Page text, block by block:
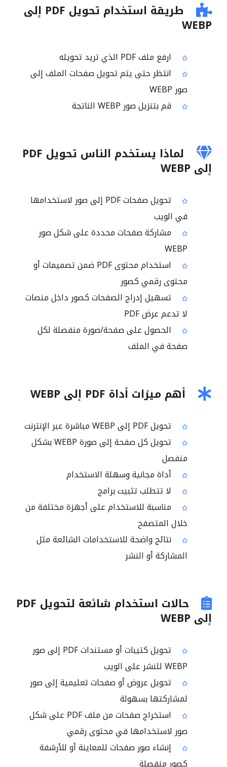
طريقة استخدام تحويل PDF إلى
WEBP
ارفع ملف PDF الذي تريد تحويله
انتظر حتى يتم تحويل صفحات الملف إلى
صور WEBP
قم بتنزيل صور WEBP الناتجة
لماذا يستخدم الناس تحويل PDF
إلى WEBP
تحويل صفحات PDF إلى صور لاستخدامها
في الويب
مشاركة صفحات محددة على شكل صور
WEBP
استخدام محتوى PDF ضمن تصميمات أو
محتوى رقمي كصور
تسهيل إدراج الصفحات كصور داخل منصات
لا تدعم عرض PDF
الحصول على صفحة/صورة منفصلة لكل
صفحة في الملف
أهم ميزات أداة PDF إلى WEBP
تحويل PDF إلى WEBP مباشرة عبر الإنترنت
تحويل كل صفحة إلى صورة WEBP بشكل
منفصل
أداة مجانية وسهلة الاستخدام
لا تتطلب تثبيت برامج
مناسبة للاستخدام على أجهزة مختلفة من
خلال المتصفح
نتائج واضحة للاستخدامات الشائعة مثل
المشاركة أو النشر
حالات استخدام شائعة لتحويل PDF
إلى WEBP
تحويل كتيبات أو مستندات PDF إلى صور
WEBP للنشر على الويب
تحويل عروض أو صفحات تعليمية إلى صور
لمشاركتها بسهولة
استخراج صفحات من ملف PDF على شكل
صور لاستخدامها في محتوى رقمي
إنشاء صور صفحات للمعاينة أو للأرشفة
كصور منفصلة